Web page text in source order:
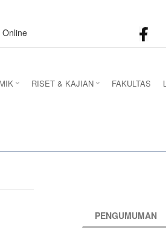
RISET & KAJIAN FAKULTAS
PENGUMUMAN